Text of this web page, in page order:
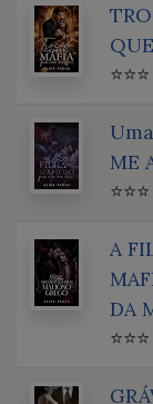
⭐⭐⭐
ME
⭐⭐⭐
A
DA
⭐⭐⭐